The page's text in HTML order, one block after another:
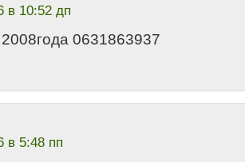
в 10:52 дп
0631863937
в 5:48 пп